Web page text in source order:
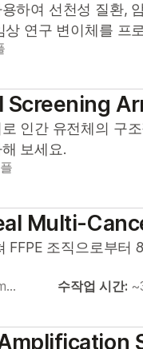
하여 선천성 질환,
연구 변이체를 프
Screening
인간 유전체의 구
보세요.
Multi-
FFPE 조직으로부
수작업 시간: